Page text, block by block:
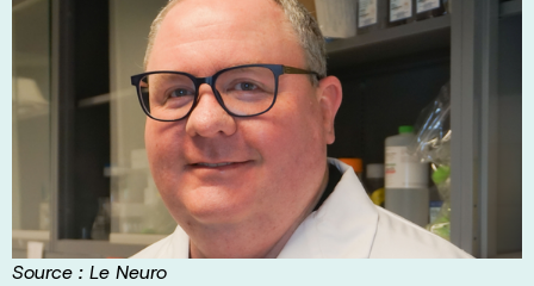
Source : Le Neuro